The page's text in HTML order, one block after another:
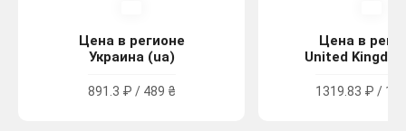
Цена в регионе
Украина (ua)
891.3 ₽ / 489 ₴
Цена в
United
1319.83 ₽ /